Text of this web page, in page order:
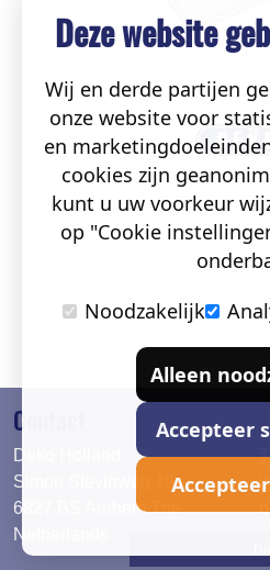
Contact
Deko Holland
Simon Stevinweg 19
6827 BS Arnhem The
Netherlands
Deze website
Wij en derde partijen
onze website voor
en
cookies zijn
kunt u uw voorkeur
op "Cookie
Noodzakelijk
Alleen
Accepteer